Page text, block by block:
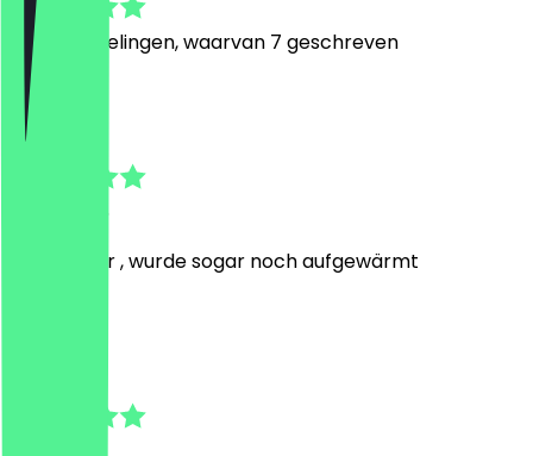
74 Beoordelingen, waarvan 7 geschreven
Celine
sehr lecker , wurde sogar noch aufgewärmt